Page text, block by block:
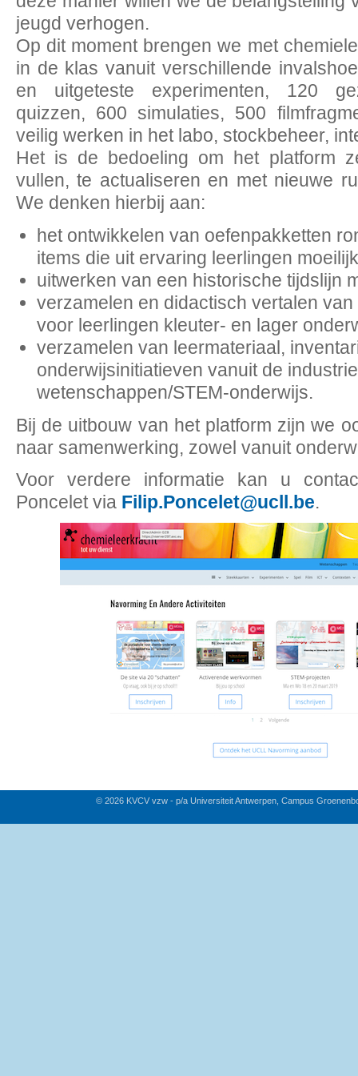
jeugd verhogen.
Op dit moment brengen we met
in de klas vanuit verschillende
en uitgeteste experimenten, 120
quizzen, 600 simulaties, 500
veilig werken in het labo, stockbeheer,
Het is de bedoeling om het platform
vullen, te actualiseren en met nieuwe
We denken hierbij aan:
het ontwikkelen van oefenpakketten
items die uit ervaring leerlingen
uitwerken van een historische tijdslijn
verzamelen en didactisch vertalen
voor leerlingen kleuter- en lager
verzamelen van leermateriaal,
onderwijsinitiatieven vanuit de
wetenschappen/STEM-onderwijs.
Bij de uitbouw van het platform zijn we
naar samenwerking, zowel vanuit
Voor verdere informatie kan u
Poncelet via Filip.Poncelet@ucll.be.
© 2026 KVCV vzw - p/a Universiteit Antwerpen, Campus